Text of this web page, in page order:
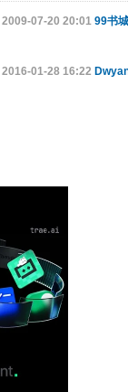
2009-07-20 20:01 99书城
2016-01-28 16:22